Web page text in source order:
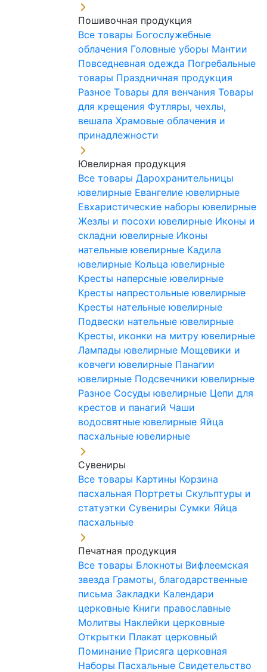
Пошивочная продукция
Все товары Богослужебные
облачения Головные уборы Мантии
Повседневная одежда Погребальные
товары Праздничная продукция
Разное Товары для венчания Товары
для крещения Футляры, чехлы,
вешала Храмовые облачения и
принадлежности
Ювелирная продукция
Все товары Дарохранительницы
ювелирные Евангелие ювелирные
Евхаристические наборы ювелирные
Жезлы и посохи ювелирные Иконы и
складни ювелирные Иконы
нательные ювелирные Кадила
ювелирные Кольца ювелирные
Кресты наперсные ювелирные
Кресты напрестольные ювелирные
Кресты нательные ювелирные
Подвески нательные ювелирные
Кресты, иконки на митру ювелирные
Лампады ювелирные Мощевики и
ковчеги ювелирные Панагии
ювелирные Подсвечники ювелирные
Разное Сосуды ювелирные Цепи для
крестов и панагий Чаши
водосвятные ювелирные Яйца
пасхальные ювелирные
Сувениры
Все товары Картины Корзина
пасхальная Портреты Скульптуры и
статуэтки Сувениры Сумки Яйца
пасхальные
Печатная продукция
Все товары Блокноты Вифлеемская
звезда Грамоты, благодарственные
письма Закладки Календари
церковные Книги православные
Молитвы Наклейки церковные
Открытки Плакат церковный
Поминание Присяга церковная
Наборы Пасхальные Свидетельство